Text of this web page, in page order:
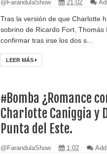
@FarandulaShow 21:02
Tras la versión de que Charlotte
sobrino de Ricardo Fort,
confirmar tras irse los dos s...
LEER MÁS
#Bomba ¿Romance
Charlotte Caniggia y
Punta del Este.
@FarandulaShow 1:02